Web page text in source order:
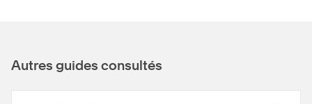
Autres guides consultés